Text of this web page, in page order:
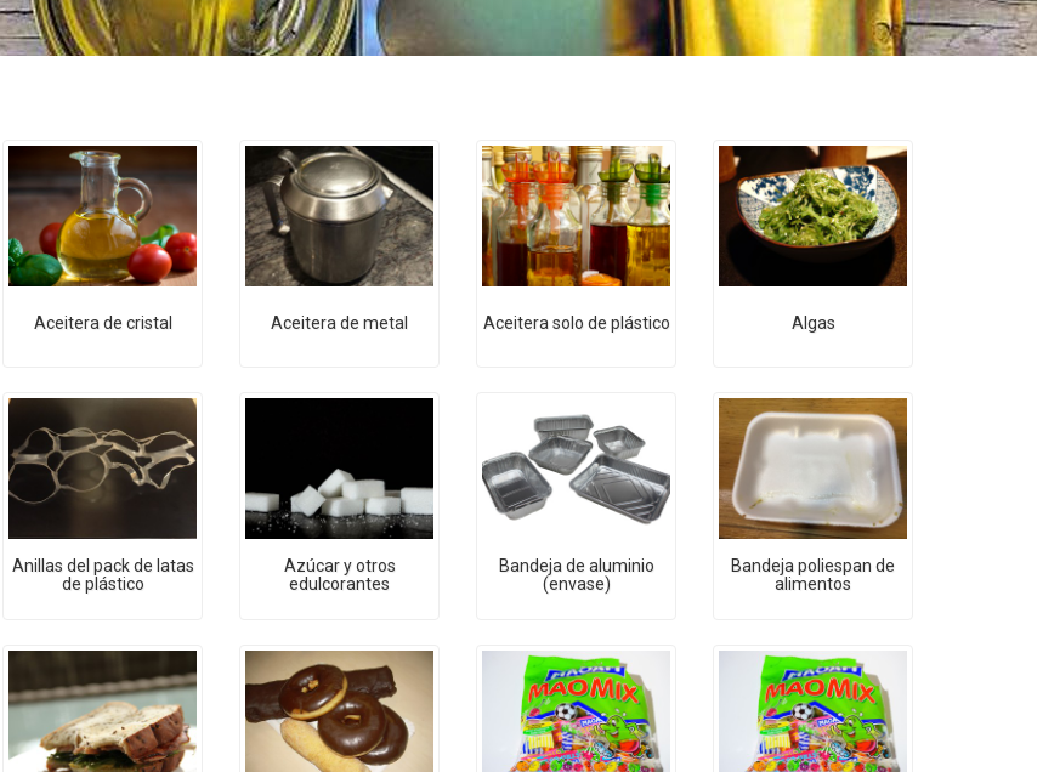
Aceitera de cristal Aceitera de metal Aceitera solo de plástico Algas
Anillas del pack de latas
de plástico
Azúcar y otros
edulcorantes
Bandeja de aluminio
(envase)
Bandeja poliespan de
alimentos